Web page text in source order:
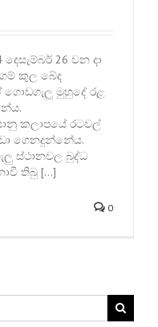
26 වන දා
කුල බේද
මුහුදේ රළ
කලාපයේ රටවල්
ගෙනදුන්නේය.
ස්ථානවල බුද්ධ
තිබු […]
0